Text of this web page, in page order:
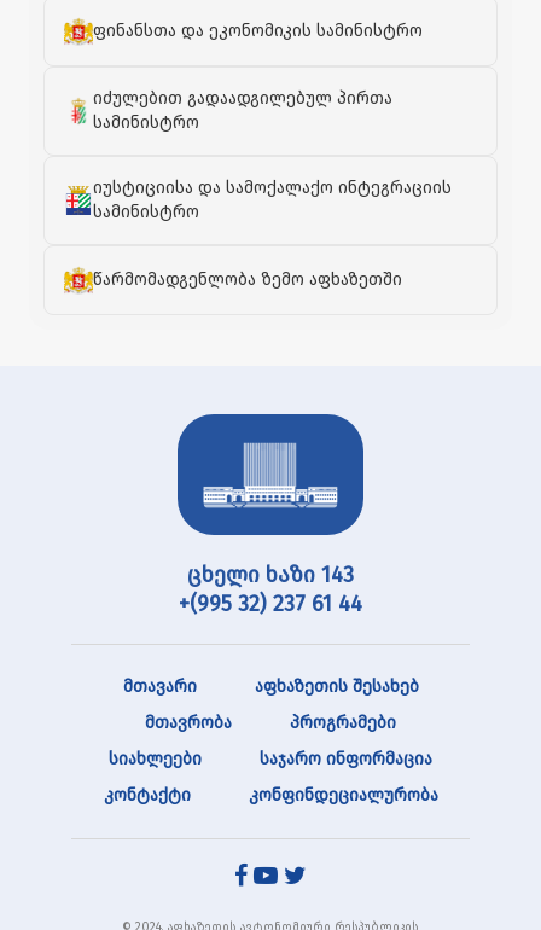
ფინანსთა და ეკონომიკის სამინისტრო
იძულებით გადაადგილებულ პირთა
სამინისტრო
იუსტიციისა და სამოქალაქო ინტეგრაციის
სამინისტრო
წარმომადგენლობა ზემო აფხაზეთში
ცხელი ხაზი 143
+(995 32) 237 61 44
მთავარი
აფხაზეთის შესახებ
მთავრობა
პროგრამები
სიახლეები
საჯარო ინფორმაცია
კონტაქტი
კონფინდეციალურობა